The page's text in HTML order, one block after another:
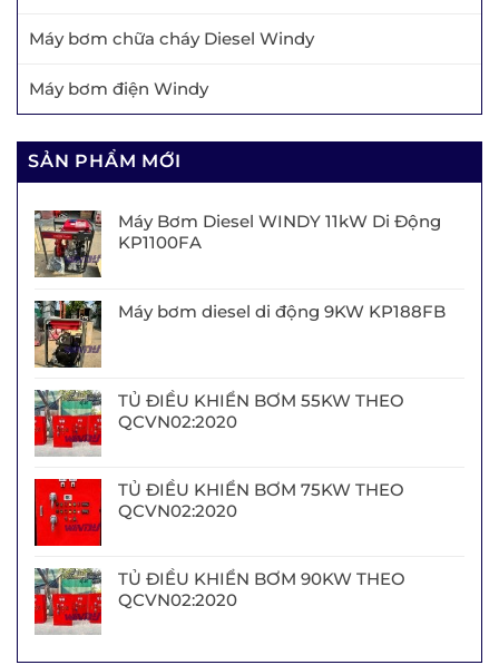
Máy bơm chữa cháy Diesel Windy
Máy bơm điện Windy
SẢN PHẨM MỚI
Máy Bơm Diesel WINDY 11kW Di Động
KP1100FA
Máy bơm diesel di động 9KW KP188FB
TỦ ĐIỀU KHIỂN BƠM 55KW THEO
QCVN02:2020
TỦ ĐIỀU KHIỂN BƠM 75KW THEO
QCVN02:2020
TỦ ĐIỀU KHIỂN BƠM 90KW THEO
QCVN02:2020